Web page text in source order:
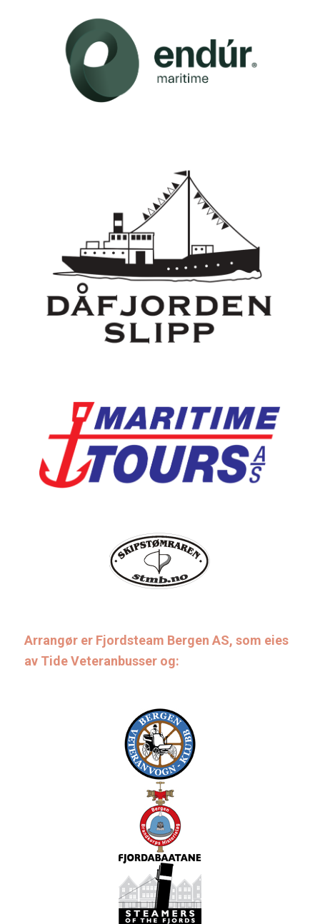
Arrangør er Fjordsteam Bergen AS, som eies
av Tide Veteranbusser og: